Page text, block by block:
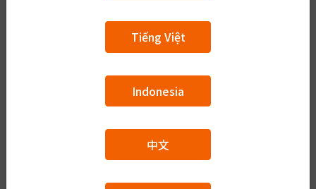
: 外国
: がいこく
Tiếng Việt
Indonesia
中文